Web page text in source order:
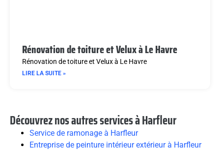
Rénovation de toiture et Velux à Le Havre
Rénovation de toiture et Velux à Le Havre
LIRE LA SUITE »
Découvrez nos autres services à Harfleur
Service de ramonage à Harfleur
Entreprise de peinture intérieur extérieur à Harfleur